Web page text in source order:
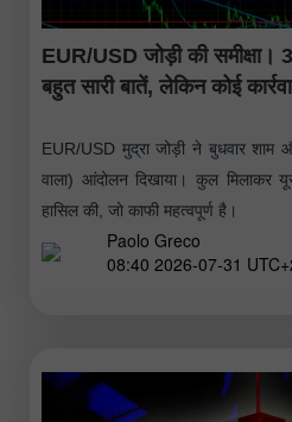
EUR/USD जोड़ी की
बहुत सारी बातें, लेकिन कोई
EUR/USD मुद्रा जोड़ी ने बुधवार शाम
वाला) आंदोलन दिखाया। कुल मिलाकर
हासिल की, जो काफी महत्वपूर्ण है।
Paolo Greco
08:40 2026-07-31